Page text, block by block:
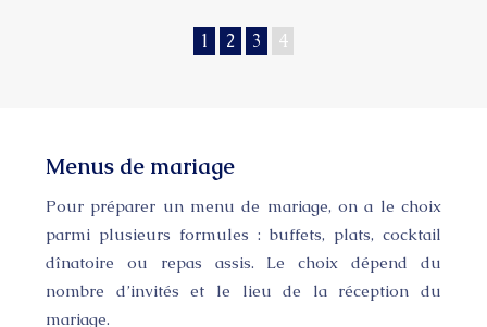
1 2 3 4
Menus de mariage
Pour préparer un menu de mariage, on a le choix
parmi plusieurs formules : buffets, plats, cocktail
dînatoire ou repas assis. Le choix dépend du
nombre d’invités et le lieu de la réception du
mariage.